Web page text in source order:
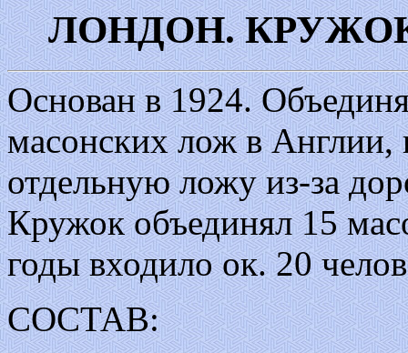
ЛОНДОН.
Основан в 1924.
масонских лож в Англии,
отдельную ложу из-за
Кружок объединял 15
годы входило ок. 20
СОСТАВ: